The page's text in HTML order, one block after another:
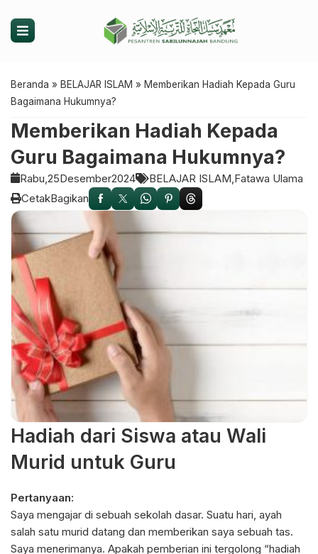
Beranda » BELAJAR ISLAM » Memberikan Hadiah Kepada Guru
Bagaimana Hukumnya?
Memberikan Hadiah Kepada
Guru Bagaimana Hukumnya?
Rabu, 25Desember2024 BELAJAR ISLAM Fatawa Ulama
CetakBagikan
Hadiah dari Siswa atau Wali
Murid untuk Guru
Pertanyaan:
Saya mengajar di sebuah sekolah dasar. Suatu hari, ayah
salah satu murid datang dan memberikan saya sebuah tas.
Saya menerimanya. Apakah pemberian ini tergolong “hadiah